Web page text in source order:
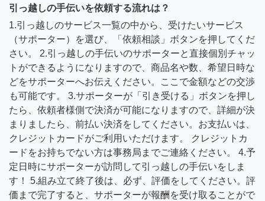
引っ越しの手伝いを依頼する流れは？
1.引っ越しのサービス一覧の中から、受けたいサービス
（サポーター）を選び、「依頼相談」ボタンを押してくだ
さい。 2.引っ越しの手伝いのサポーターと直接個別チャッ
トができるようになりますので、商品名や数、希望日時な
どをサポーターへお伝えください。ここで金額などの交渉
も可能です。 3.サポーターが「引き受ける」ボタンを押し
たら、依頼者様側で決済が可能になりますので、詳細が決
まりましたら、前払い決済をしてください。お支払いは、
クレジットカードがご利用いただけます。 クレジットカ
ードをお持ちでない方は事務局までご連絡ください。 4.予
定日時にサポーターが訪問して引っ越しの手伝いをしま
す！ 5.組み立て終了後は、必ず、評価をしてください。評
価まで完了すると、サポーターが報酬を受け取ることがで